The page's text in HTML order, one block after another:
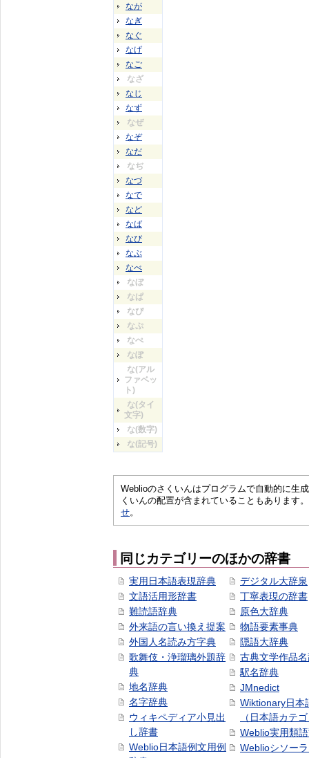
なが
なぎ
なぐ
なげ
なご
なざ
なじ
なず
なぜ
なぞ
なだ
なぢ
なづ
なで
など
なば
なび
なぶ
なべ
なぼ
なぱ
なぴ
なぷ
なぺ
なぽ
な(アル
ファベッ
ト)
な(タイ
文字)
な(数字)
な(記号)
Weblioのさくいんはプログラムで自動的に生
くいんの配置が含まれていることもあります
せ。
同じカテゴリーのほかの辞書
実用日本語表現辞典
文語活用形辞書
難読語辞典
外来語の言い換え提案
外国人名読み方字典
歌舞伎・浄瑠璃外題辞
典
地名辞典
名字辞典
ウィキペディア小見出
し辞書
Weblio日本語例文用例
デジタル大辞泉
丁寧表現の辞書
原色大辞典
物語要素事典
隠語大辞典
古典文学作品
駅名辞典
JMnedict
Wiktionary日本
（日本語カテ
Weblio実用類
Weblioシソー